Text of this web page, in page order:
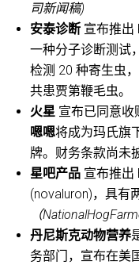
司新闻稿)
安泰诊断 宣布推出
一种分子诊断测试
检测 20 种寄生虫
共患贾第鞭毛虫。
火星 宣布已同意收
嗯嗯将成为玛氏旗
牌。财务条款尚未
星吧产品 宣布推出
(novaluron)，具有
（
丹尼斯克动物营养
务部门，宣布在美